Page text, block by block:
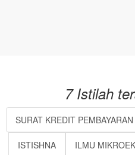
7 Istilah
SURAT KREDIT
ISTISHNA ILMU